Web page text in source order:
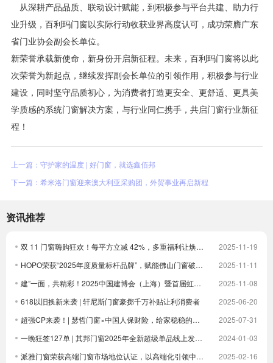
从深耕产品品质、联动设计赋能，到积极参与平台共建、助力行
业升级，百利玛门窗以实际行动收获业界高度认可，成功荣膺广东
省门业协会副会长单位。
新荣誉承载新使命，新身份开启新征程。未来，百利玛门窗将以此
次荣誉为新起点，继续发挥副会长单位的引领作用，积极参与行业
建设，同时坚守品质初心，为消费者打造更安全、更舒适、更具美
学质感的系统门窗解决方案，与行业同仁携手，共启门窗行业新征
程！
上一篇：守护家的温度 | 好门窗，就选鑫佰邦
下一篇：希米洛门窗迎来澳大利亚采购团，外贸事业再启新程
资讯推荐
双 11 门窗嗨购狂欢！每平方立减 42%，多重福利让焕新更划算！
2025-11-19
HOPO荣获“2025年度质量标杆品牌”，赋能佛山门窗破卷立新
2025-11-11
建”一面，共精彩！2025中国建博会（上海）暨首届虹桥设计周顺利收官！
2025-11-08
618以旧换新来袭 | 轩尼斯门窗豪掷千万补贴让利消费者
2025-06-20
超强CP来袭！| 瑟哲门窗×中国人保财险，给家稳稳的安全感
2025-07-31
一晚狂签127单 | 其邦门窗2025年全新超级单品线上发布圆满成功
2024-01-03
派雅门窗荣获高端门窗市场地位认证，以高端化引领中国门窗新未来| 倒计时
2025-02-16